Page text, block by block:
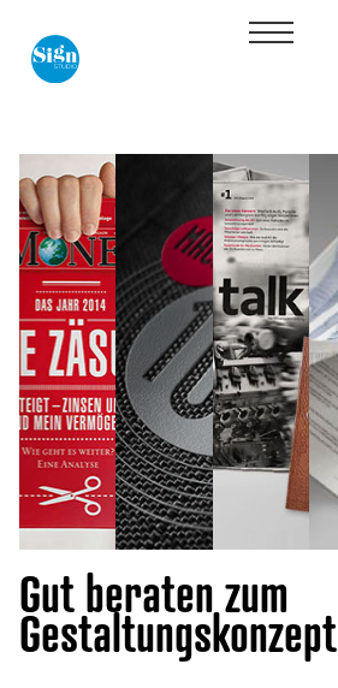
Gut beraten zum
Gestaltungskonzept